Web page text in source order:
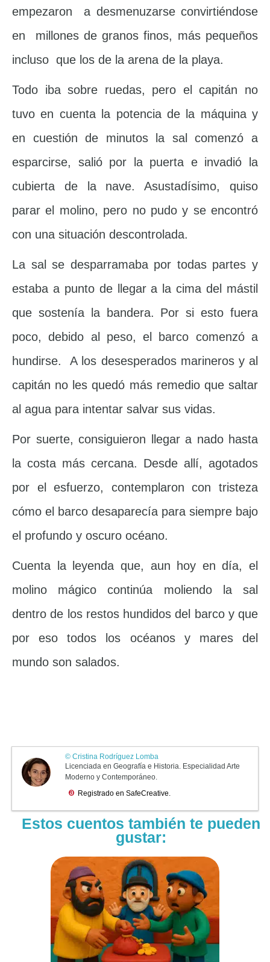
empezaron a desmenuzarse convirtiéndose
en millones de granos finos, más pequeños
incluso que los de la arena de la playa.
Todo iba sobre ruedas, pero el capitán no
tuvo en cuenta la potencia de la máquina y
en cuestión de minutos la sal comenzó a
esparcirse, salió por la puerta e invadió la
cubierta de la nave. Asustadísimo, quiso
parar el molino, pero no pudo y se encontró
con una situación descontrolada.
La sal se desparramaba por todas partes y
estaba a punto de llegar a la cima del mástil
que sostenía la bandera. Por si esto fuera
poco, debido al peso, el barco comenzó a
hundirse. A los desesperados marineros y al
capitán no les quedó más remedio que saltar
al agua para intentar salvar sus vidas.
Por suerte, consiguieron llegar a nado hasta
la costa más cercana. Desde allí, agotados
por el esfuerzo, contemplaron con tristeza
cómo el barco desaparecía para siempre bajo
el profundo y oscuro océano.
Cuenta la leyenda que, aun hoy en día, el
molino mágico continúa moliendo la sal
dentro de los restos hundidos del barco y que
por eso todos los océanos y mares del
mundo son salados.
Estos cuentos también te pueden
gustar: